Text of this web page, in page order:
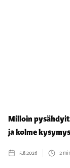
Milloin
ja kolme
5.8.2026 2